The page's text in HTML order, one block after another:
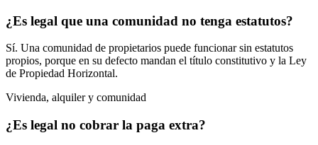
¿Es legal que una comunidad no tenga estatutos?
Sí. Una comunidad de propietarios puede funcionar sin estatutos
propios, porque en su defecto mandan el título constitutivo y la Ley
de Propiedad Horizontal.
Vivienda, alquiler y comunidad
¿Es legal no cobrar la paga extra?